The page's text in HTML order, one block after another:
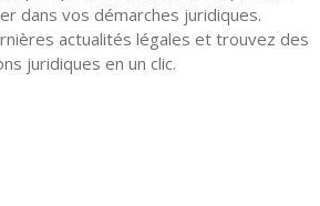
dans vos démarches juridiques.
actualités légales et trouvez des
juridiques en un clic.